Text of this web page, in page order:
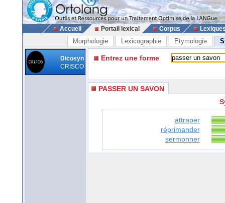
Accueil Portail lexical Corpus
Morphologie Lexicographie Etymologie
Dicosyn
CRISCO
Entrez une forme
PASSER UN SAVON
attraper
réprimander
sermonner